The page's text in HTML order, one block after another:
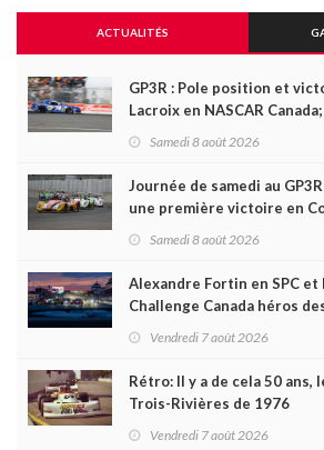
ACTUALITÉS
GP3R : Pole position et
Lacroix en NASCAR
Samedi 8 août 2026
Journée de samedi au
une première victoire en
Samedi 8 août 2026
Alexandre Fortin en SPC
Challenge Canada héros
Vendredi 7 août 2026
Rétro: Il y a de cela 50 ans,
Trois-Rivières de 1976
Vendredi 7 août 2026